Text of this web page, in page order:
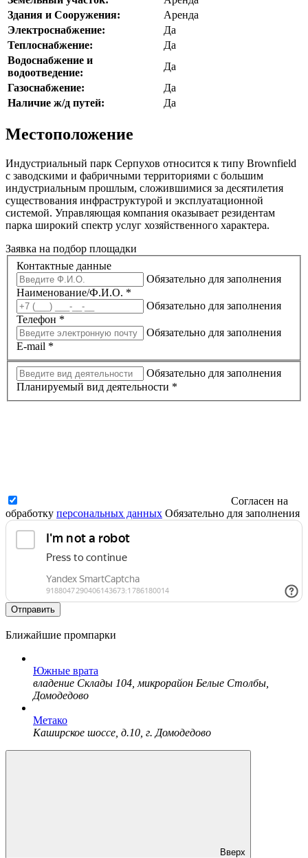
Здания и Сооружения:
Аренда
Электроснабжение:
Да
Теплоснабжение:
Да
Водоснабжение и
водоотведение:
Да
Газоснабжение:
Да
Наличие ж/д путей:
Да
Местоположение
Индустриальный парк Серпухов относится к типу Brownfield
с заводскими и фабричными территориями с большим
индустриальным прошлым, сложившимися за десятилетия
существования инфраструктурой и эксплуатационной
системой. Управляющая компания оказывает резидентам
парка широкий спектр услуг хозяйственного характера.
Заявка на подбор площадки
Контактные данные
Обязательно для заполнения
Наименование/Ф.И.О. *
Обязательно для заполнения
Телефон *
Обязательно для заполнения
E-mail *
Обязательно для заполнения
Планируемый вид деятельности *
Согласен на
обработку персональных данных Обязательно для заполнения
Отправить
Ближайшие промпарки
Южные врата
владение Склады 104, микрорайон Белые Столбы,
Домодедово
Метако
Каширское шоссе, д.10, г. Домодедово
Вверх